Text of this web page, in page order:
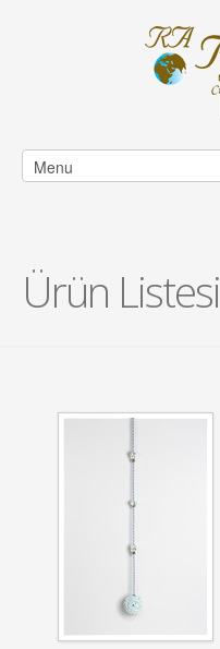
Ürün Listesi